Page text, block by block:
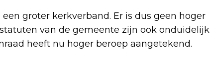
groter kerkverband. Er is dus geen hoger
van de gemeente zijn ook onduidelijk
heeft nu hoger beroep aangetekend.